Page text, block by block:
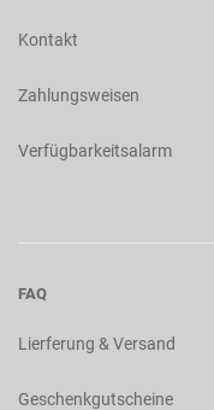
Kontakt
Zahlungsweisen
Verfügbarkeitsalarm
FAQ
Lierferung & Versand
Geschenkgutscheine